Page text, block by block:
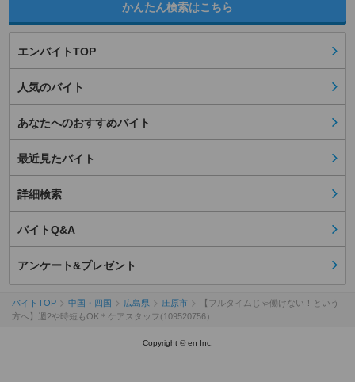
かんたん検索はこちら
エンバイトTOP
人気のバイト
あなたへのおすすめバイト
最近見たバイト
詳細検索
バイトQ&A
アンケート&プレゼント
バイトTOP 中国・四国 広島県 庄原市
【フルタイムじゃ働けない！という
方へ】週2や時短もOK＊ケアスタッフ(109520756）
Copyright © en Inc.